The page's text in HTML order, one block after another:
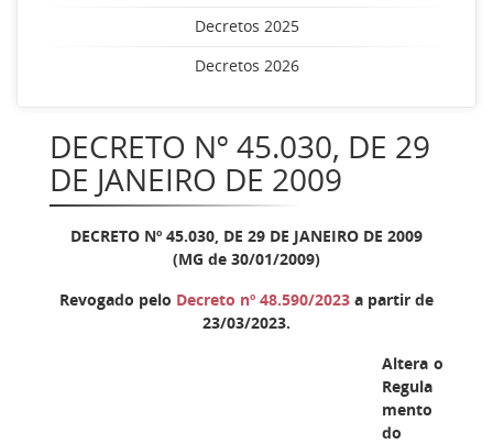
Decretos 2025
Decretos 2026
DECRETO Nº 45.030, DE 29
DE JANEIRO DE 2009
DECRETO Nº 45.030, DE 29 DE JANEIRO DE 2009
(MG de 30/01/2009)
Revogado pelo Decreto nº 48.590/2023 a partir de
23/03/2023.
Altera o
Regula
mento
do